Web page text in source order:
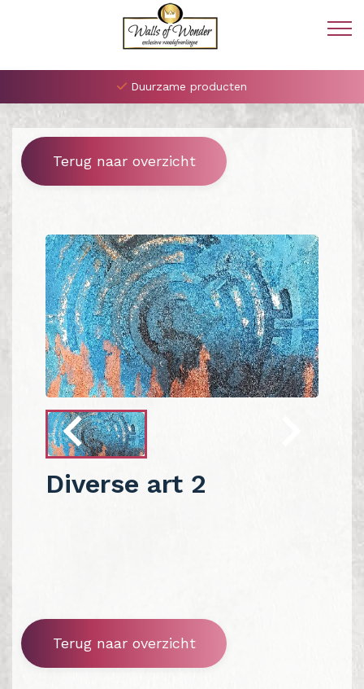
Duurzame producten
Terug naar overzicht
Diverse art 2
Terug naar overzicht